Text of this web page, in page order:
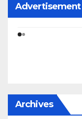
Advertisement
Archives